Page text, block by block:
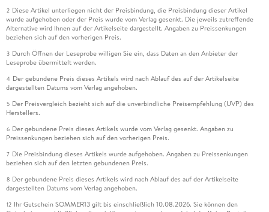
2 Diese Artikel unterliegen nicht der Preisbindung, die Preisbindung dieser Artikel
wurde aufgehoben oder der Preis wurde vom Verlag gesenkt. Die jeweils zutreffende
Alternative wird Ihnen auf der Artikelseite dargestellt. Angaben zu Preissenkungen
beziehen sich auf den vorherigen Preis.
3 Durch Öffnen der Leseprobe willigen Sie ein, dass Daten an den Anbieter der
Leseprobe übermittelt werden.
4 Der gebundene Preis dieses Artikels wird nach Ablauf des auf der Artikelseite
dargestellten Datums vom Verlag angehoben.
5 Der Preisvergleich bezieht sich auf die unverbindliche Preisempfehlung (UVP) des
Herstellers.
6 Der gebundene Preis dieses Artikels wurde vom Verlag gesenkt. Angaben zu
Preissenkungen beziehen sich auf den vorherigen Preis.
7 Die Preisbindung dieses Artikels wurde aufgehoben. Angaben zu Preissenkungen
beziehen sich auf den letzten gebundenen Preis.
8 Der gebundene Preis dieses Artikels wird nach Ablauf des auf der Artikelseite
dargestellten Datums vom Verlag angehoben.
12 Ihr Gutschein SOMMER13 gilt bis einschließlich 10.08.2026. Sie können den